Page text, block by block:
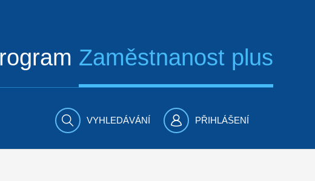
Zaměstnanost plus
VYHLEDÁVÁNÍ PŘIHLÁŠENÍ